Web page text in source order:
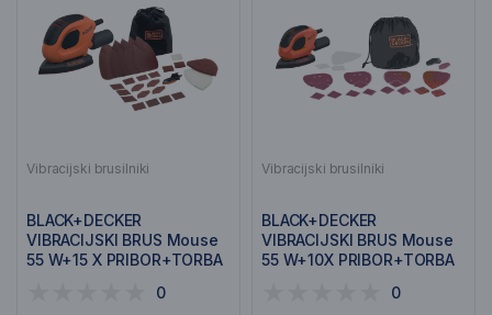
Vibracijski brusilniki
BLACK+DECKER
VIBRACIJSKI BRUS Mouse
55 W+15 X PRIBOR+TORBA
0
Vibracijski brusilniki
BLACK+DECKER
VIBRACIJSKI BRUS Mouse
55 W+10X PRIBOR+TORBA
0